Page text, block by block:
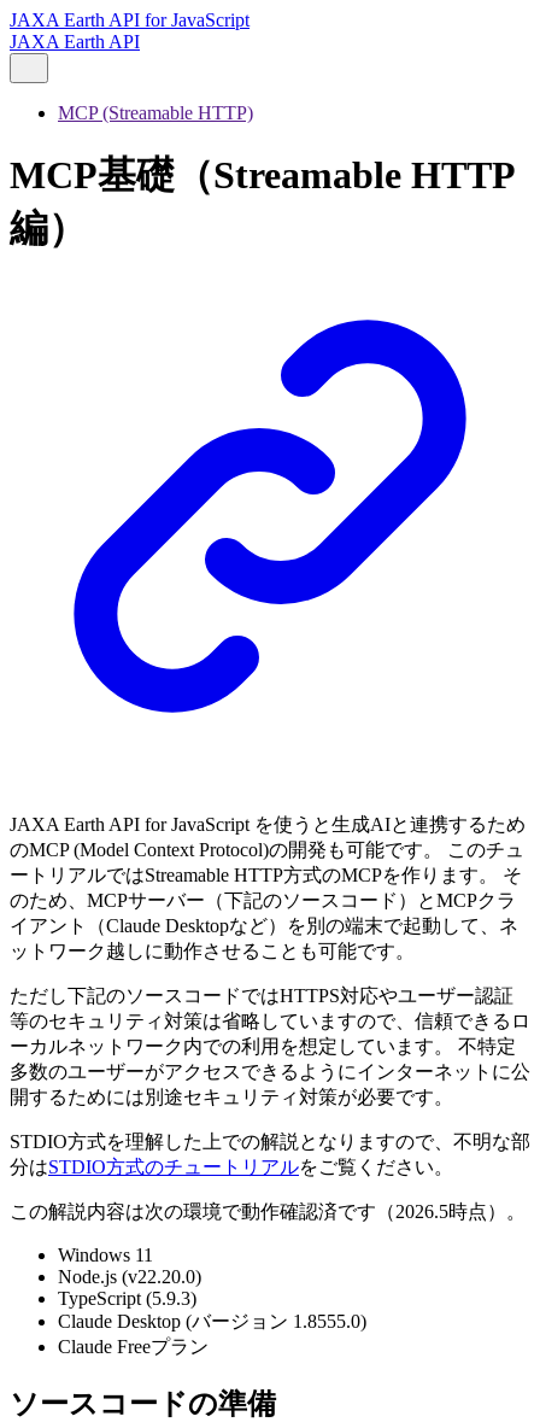
JAXA Earth API for JavaScript
JAXA Earth API
MCP (Streamable HTTP)
MCP基礎（Streamable HTTP
編）
JAXA Earth API for JavaScript を使うと生成AIと連携するため
のMCP (Model Context Protocol)の開発も可能です。 このチュ
ートリアルではStreamable HTTP方式のMCPを作ります。 そ
のため、MCPサーバー（下記のソースコード）とMCPクラ
イアント（Claude Desktopなど）を別の端末で起動して、ネ
ットワーク越しに動作させることも可能です。
ただし下記のソースコードではHTTPS対応やユーザー認証
等のセキュリティ対策は省略していますので、信頼できるロ
ーカルネットワーク内での利用を想定しています。 不特定
多数のユーザーがアクセスできるようにインターネットに公
開するためには別途セキュリティ対策が必要です。
STDIO方式を理解した上での解説となりますので、不明な部
分はSTDIO方式のチュートリアルをご覧ください。
この解説内容は次の環境で動作確認済です（2026.5時点）。
Windows 11
Node.js (v22.20.0)
TypeScript (5.9.3)
Claude Desktop (バージョン 1.8555.0)
Claude Freeプラン
ソースコードの準備